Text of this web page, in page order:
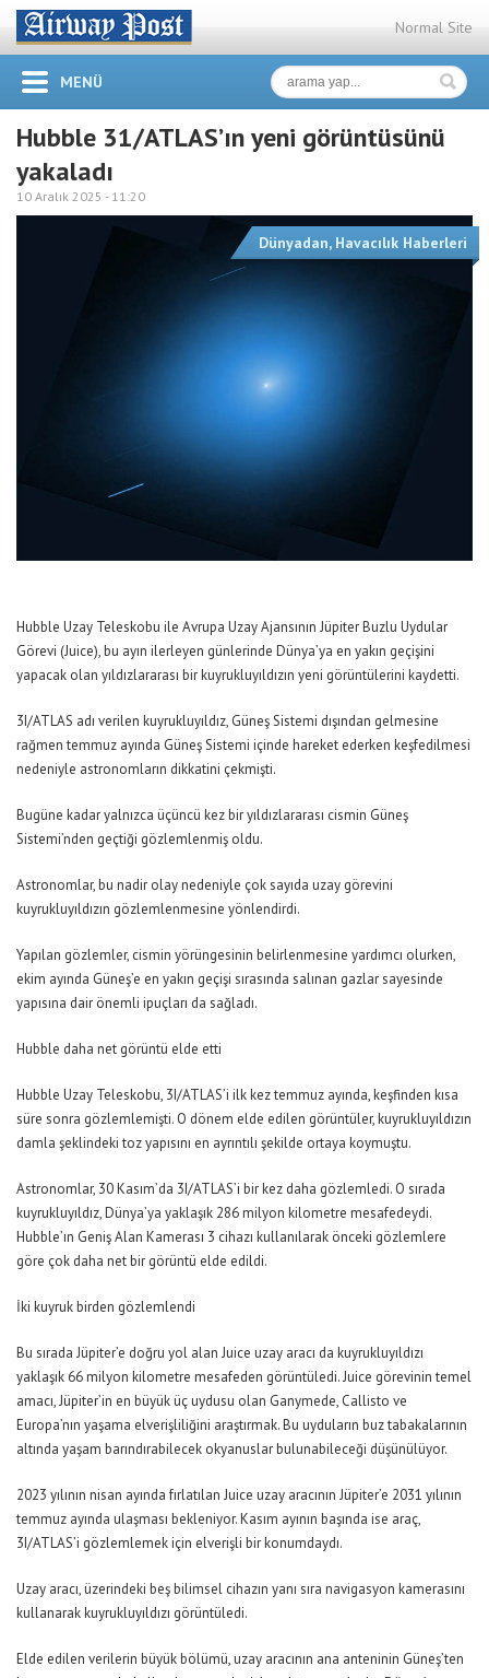
Normal Site
MENÜ
Hubble 31/ATLAS’ın yeni görüntüsünü
yakaladı
10 Aralık 2025 - 11:20
Dünyadan, Havacılık Haberleri
Hubble Uzay Teleskobu ile Avrupa Uzay Ajansının Jüpiter Buzlu Uydular
Görevi (Juice), bu ayın ilerleyen günlerinde Dünya’ya en yakın geçişini
yapacak olan yıldızlararası bir kuyrukluyıldızın yeni görüntülerini kaydetti.
3I/ATLAS adı verilen kuyrukluyıldız, Güneş Sistemi dışından gelmesine
rağmen temmuz ayında Güneş Sistemi içinde hareket ederken keşfedilmesi
nedeniyle astronomların dikkatini çekmişti.
Bugüne kadar yalnızca üçüncü kez bir yıldızlararası cismin Güneş
Sistemi’nden geçtiği gözlemlenmiş oldu.
Astronomlar, bu nadir olay nedeniyle çok sayıda uzay görevini
kuyrukluyıldızın gözlemlenmesine yönlendirdi.
Yapılan gözlemler, cismin yörüngesinin belirlenmesine yardımcı olurken,
ekim ayında Güneş’e en yakın geçişi sırasında salınan gazlar sayesinde
yapısına dair önemli ipuçları da sağladı.
Hubble daha net görüntü elde etti
Hubble Uzay Teleskobu, 3I/ATLAS’i ilk kez temmuz ayında, keşfinden kısa
süre sonra gözlemlemişti. O dönem elde edilen görüntüler, kuyrukluyıldızın
damla şeklindeki toz yapısını en ayrıntılı şekilde ortaya koymuştu.
Astronomlar, 30 Kasım’da 3I/ATLAS’i bir kez daha gözlemledi. O sırada
kuyrukluyıldız, Dünya’ya yaklaşık 286 milyon kilometre mesafedeydi.
Hubble’ın Geniş Alan Kamerası 3 cihazı kullanılarak önceki gözlemlere
göre çok daha net bir görüntü elde edildi.
İki kuyruk birden gözlemlendi
Bu sırada Jüpiter’e doğru yol alan Juice uzay aracı da kuyrukluyıldızı
yaklaşık 66 milyon kilometre mesafeden görüntüledi. Juice görevinin temel
amacı, Jüpiter’in en büyük üç uydusu olan Ganymede, Callisto ve
Europa’nın yaşama elverişliliğini araştırmak. Bu uyduların buz tabakalarının
altında yaşam barındırabilecek okyanuslar bulunabileceği düşünülüyor.
2023 yılının nisan ayında fırlatılan Juice uzay aracının Jüpiter’e 2031 yılının
temmuz ayında ulaşması bekleniyor. Kasım ayının başında ise araç,
3I/ATLAS’i gözlemlemek için elverişli bir konumdaydı.
Uzay aracı, üzerindeki beş bilimsel cihazın yanı sıra navigasyon kamerasını
kullanarak kuyrukluyıldızı görüntüledi.
Elde edilen verilerin büyük bölümü, uzay aracının ana anteninin Güneş’ten